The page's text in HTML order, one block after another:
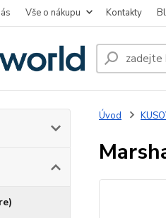
Vše o nákupu Kontakty
Úvod